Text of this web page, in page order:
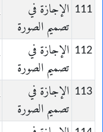
111 الإجازة في
تصميم الصورة
112 الإجازة في
تصميم الصورة
113 الإجازة في
تصميم الصورة